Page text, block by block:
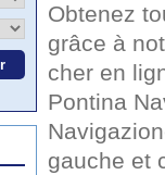
Obtenez
grâce à
cher en
Pontina
gauche et